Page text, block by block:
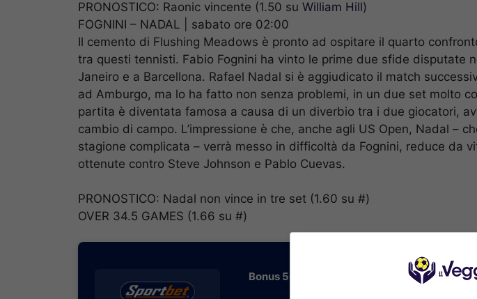
PRONOSTICO: Raonic vincente (1.50 su William Hill)
FOGNINI – NADAL | sabato ore 02:00
Il cemento di Flushing Meadows è pronto ad ospitare il quarto
tra questi tennisti. Fabio Fognini ha vinto le prime due sfide disputate
Janeiro e a Barcellona. Rafael Nadal si è aggiudicato il match
ad Amburgo, ma lo ha fatto non senza problemi, in un due set molto
partita è diventata famosa a causa di un diverbio tra i due giocatori,
cambio di campo. L’impressione è che, anche agli US Open, Nadal –
stagione complicata – verrà messo in difficoltà da Fognini, reduce da
ottenute contro Steve Johnson e Pablo Cuevas.
PRONOSTICO: Nadal non vince in tre set (1.60 su #)
OVER 34.5 GAMES (1.66 su #)
BONUS SPORTBET: 100€ SUBITO
Bonus 50€ SENZA deposito + fino a 50€ di